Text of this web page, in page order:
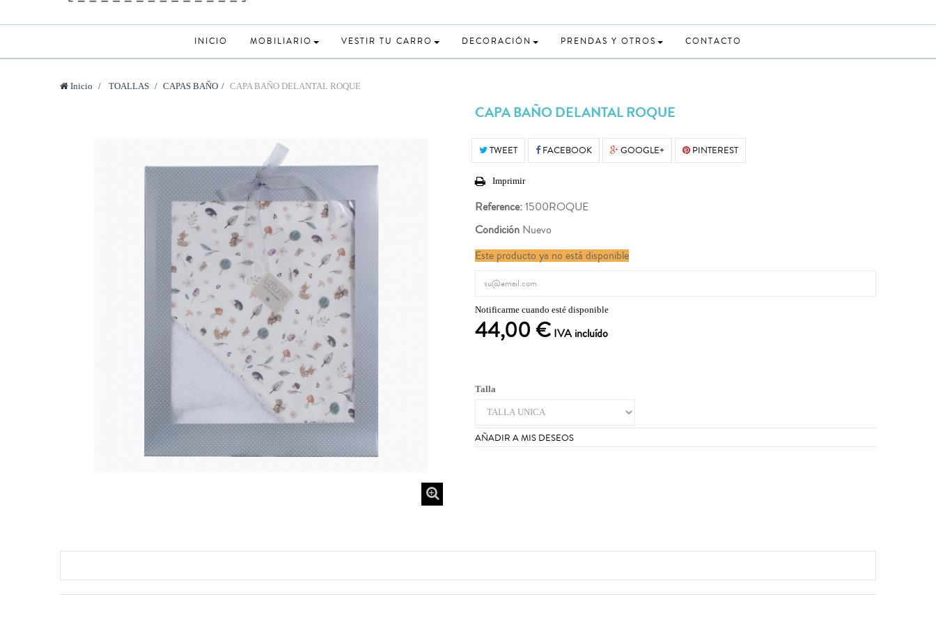
INICIO MOBILIARIO VESTIR TU CARRO DECORACIÓN PRENDAS Y OTROS CONTACTO
Inicio > TOALLAS > CAPAS BAÑO > CAPA BAÑO DELANTAL ROQUE
CAPA BAÑO DELANTAL ROQUE
TWEET FACEBOOK GOOGLE+ PINTEREST
Imprimir
Reference:1500ROQUE
Condición Nuevo
Este producto ya no está disponible
Notificarme cuando esté disponible
44,00 € IVA incluído
Talla
AÑADIR A MIS DESEOS